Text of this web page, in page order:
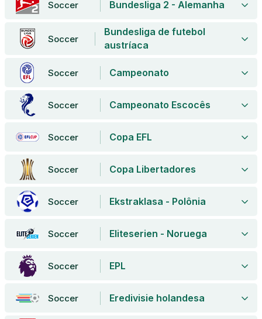
Soccer Bundesliga 2 - Alemanha
Soccer
Bundesliga de futebol
austríaca
Soccer Campeonato
Soccer Campeonato Escocês
Soccer Copa EFL
Soccer Copa Libertadores
Soccer Ekstraklasa - Polônia
Soccer Eliteserien - Noruega
Soccer EPL
Soccer Eredivisie holandesa